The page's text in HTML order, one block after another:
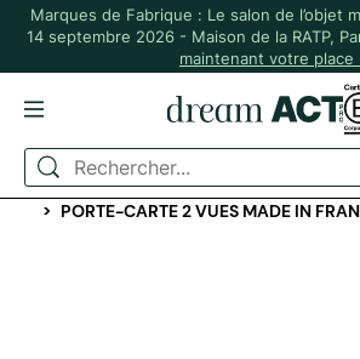
Marques de Fabrique : Le salon de l’objet
14 septembre 2026 - Maison de la RATP,
maintenant votre place
ACCUEIL
PORTEFEUILLES ET PORTE-
PORTEFEUILLES & PORTE-CARTES
PORTE-CARTE 2 VUES MADE IN